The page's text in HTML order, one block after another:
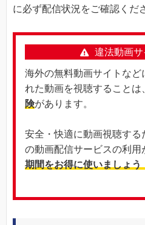
に必ず配信状況をご確認くだ
違法動画
海外の無料動画サイトなど
れた動画を視聴することは
険があります。
安全・快適に動画視聴する
の動画配信サービスの利用
期間をお得に使いましょう